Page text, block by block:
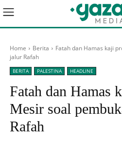
Home Berita
Fatah dan Hamas kaji
jalur Rafah
BERITA PALESTINA HEADLINE
Fatah dan Hamas
Mesir soal
Rafah